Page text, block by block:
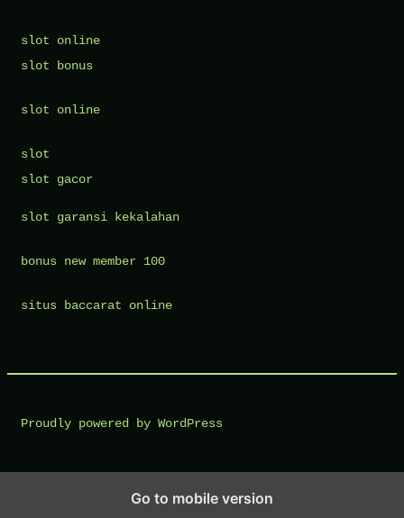
slot online
slot bonus
slot online
slot
slot gacor
slot garansi kekalahan
bonus new member 100
situs baccarat online
Proudly powered by WordPress
Go to mobile version